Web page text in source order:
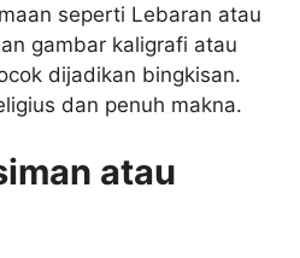
seperti Lebaran atau
gambar kaligrafi atau
dijadikan bingkisan.
dan penuh makna.
atau